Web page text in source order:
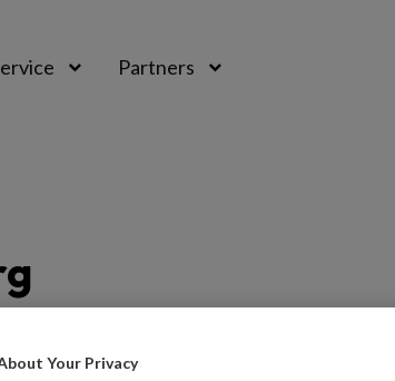
Partners
Your Privacy